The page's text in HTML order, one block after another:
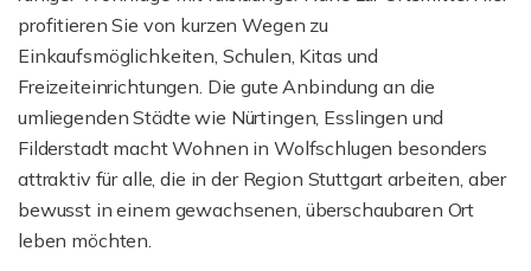
profitieren Sie von kurzen Wegen zu
Einkaufsmöglichkeiten, Schulen, Kitas und
Freizeiteinrichtungen. Die gute Anbindung an die
umliegenden Städte wie Nürtingen, Esslingen und
Filderstadt macht Wohnen in Wolfschlugen besonders
attraktiv für alle, die in der Region Stuttgart arbeiten, aber
bewusst in einem gewachsenen, überschaubaren Ort
leben möchten.